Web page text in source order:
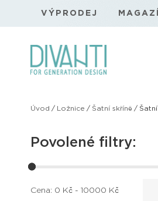
VÝPRODEJ
Úvod / Ložnice / Šatní skříně /
Povolené filtry:
Cena: 0 Kč - 10000 Kč